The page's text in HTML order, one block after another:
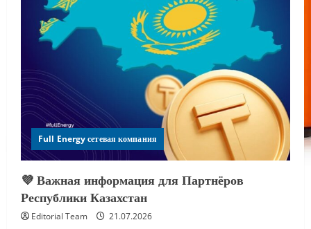
Full Energy сетевая компания
💜 Важная информация для Партнёров
Республики Казахстан
Editorial Team 21.07.2026